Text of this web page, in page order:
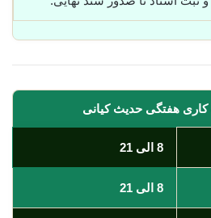
هفتگی حدیث کیانی
8 الی 21
8 الی 21